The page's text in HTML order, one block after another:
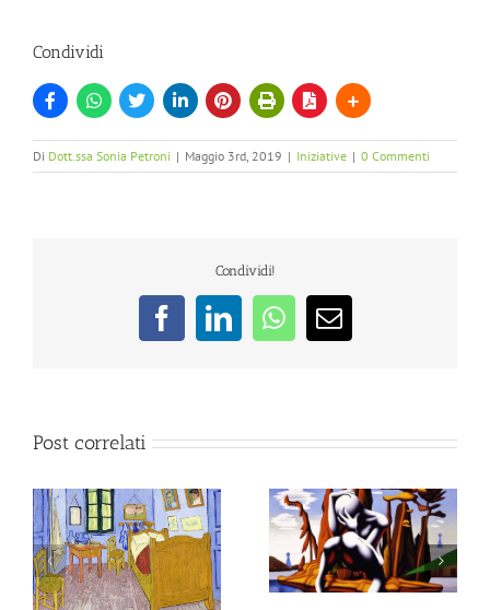
Condividi
Di Dott.ssa Sonia Petroni | Maggio 3rd, 2019 | Iniziative | 0 Commenti
Condividi!
Post correlati
Psiche in Chat – Ansia
e Attacchi di panico
Psiche in Chat – Il
rapporto Padre e Figlia